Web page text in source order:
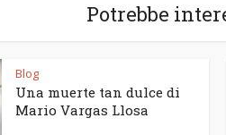
Potrebbe
Blog
Una muerte tan dulce di
Mario Vargas Llosa